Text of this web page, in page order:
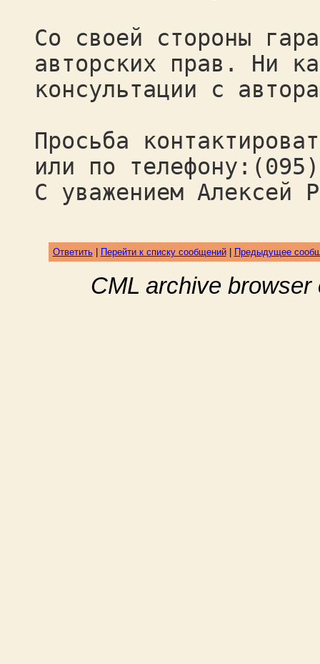
Со своей стороны
авторских прав. Ни
консультации с
Просьба
или по
С уважением Алексей
Ответить| Перейти к списку сообщений| Предыдущее
CML archive